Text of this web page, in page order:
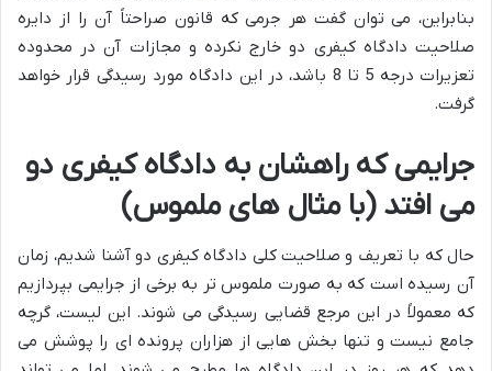
بنابراین، می توان گفت هر جرمی که قانون صراحتاً آن را از دایره
صلاحیت دادگاه کیفری دو خارج نکرده و مجازات آن در محدوده
تعزیرات درجه 5 تا 8 باشد، در این دادگاه مورد رسیدگی قرار خواهد
گرفت.
جرایمی که راهشان به دادگاه کیفری دو
می افتد (با مثال های ملموس)
حال که با تعریف و صلاحیت کلی دادگاه کیفری دو آشنا شدیم، زمان
آن رسیده است که به صورت ملموس تر به برخی از جرایمی بپردازیم
که معمولاً در این مرجع قضایی رسیدگی می شوند. این لیست، گرچه
جامع نیست و تنها بخش هایی از هزاران پرونده ای را پوشش می